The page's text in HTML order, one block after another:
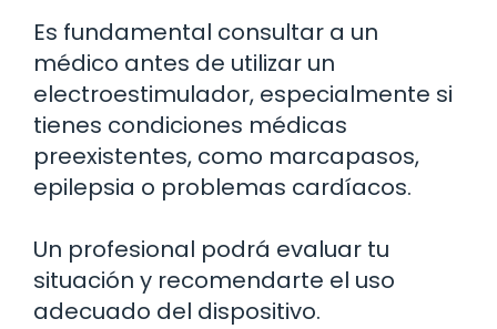
Es fundamental consultar a un
médico antes de utilizar un
electroestimulador, especialmente si
tienes condiciones médicas
preexistentes, como marcapasos,
epilepsia o problemas cardíacos.
Un profesional podrá evaluar tu
situación y recomendarte el uso
adecuado del dispositivo.